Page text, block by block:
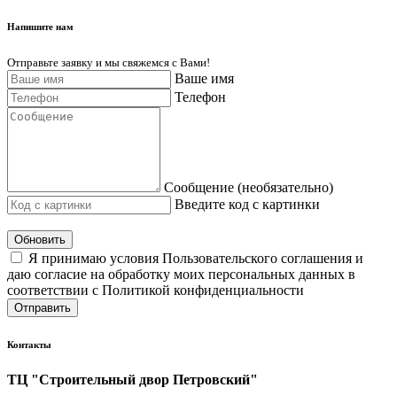
Напишите нам
Отправьте заявку и мы свяжемся с Вами!
Ваше имя
Телефон
Сообщение (необязательно)
Введите код с картинки
Обновить
Я принимаю условия Пользовательского соглашения и
даю согласие на обработку моих персональных данных в
соответствии с Политикой конфиденциальности
Отправить
Контакты
ТЦ "Строительный двор Петровский"